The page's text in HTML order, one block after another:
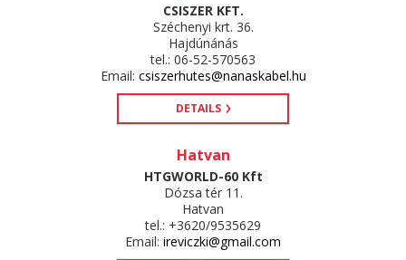
CSISZER KFT.
Széchenyi krt. 36.
Hajdúnánás
tel.: 06-52-570563
Email: csiszerhutes@nanaskabel.hu
DETAILS
Hatvan
HTGWORLD-60 Kft
Dózsa tér 11.
Hatvan
tel.: +3620/9535629
Email: ireviczki@gmail.com